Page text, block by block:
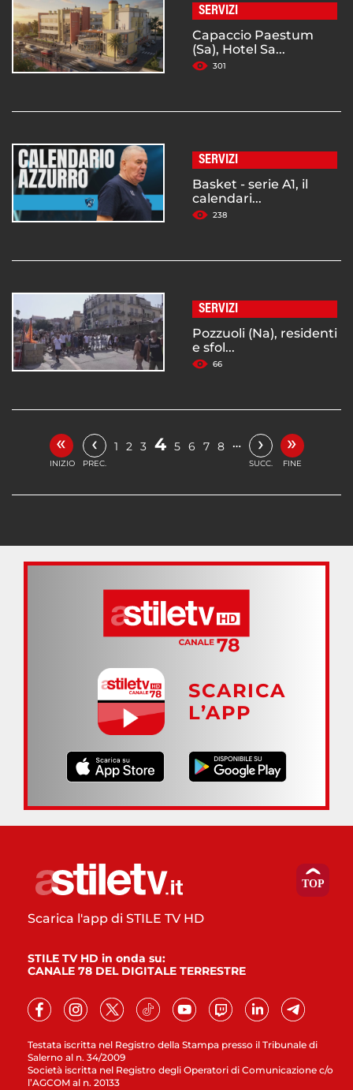
SERVIZI
Capaccio Paestum
(Sa), Hotel Sa...
301
SERVIZI
Basket - serie A1, il
calendari...
238
SERVIZI
Pozzuoli (Na), residenti
e sfol...
66
«
INIZIO
‹
PREC.
1 2 3 4 5 6 7 8 … ›
SUCC.
»
FINE
SCARICA
L’APP
Testata iscritta nel Registro della Stampa presso il Tribunale di
Salerno al n. 34/2009
Società iscritta nel Registro degli Operatori di Comunicazione c/o
l’AGCOM al n. 20133
Scarica l'app di STILE TV HD
STILE TV HD in onda su:
CANALE 78 DEL DIGITALE TERRESTRE